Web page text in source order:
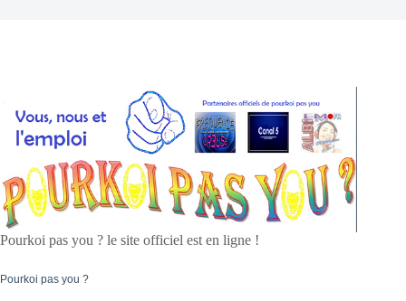
Pourkoi pas you ? le site officiel est en ligne !
Pourkoi pas you ?